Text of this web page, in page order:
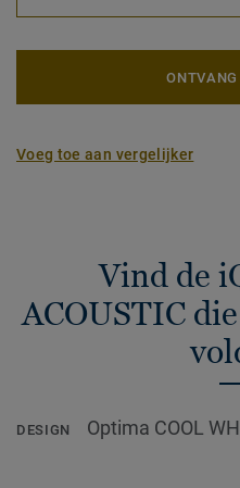
Voeg toe aan vergelijker
Vind de
ACOUSTIC
DESIGN Optima COOL